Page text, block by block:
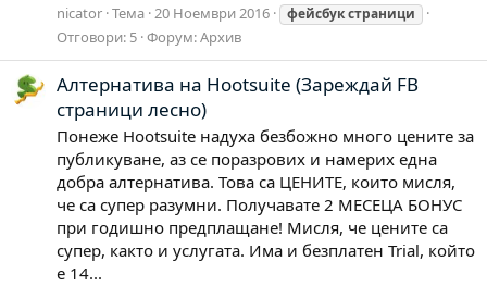
nicator Тема 20 Ноември 2016 фейсбукстраници
Отговори: 5 Форум:Архив
Алтернатива на Hootsuite (Зареждай FB
страници лесно)
Понеже Hootsuite надуха безбожно много цените за
публикуване, аз се поразрових и намерих една
добра алтернатива. Това са ЦЕНИТЕ, които мисля,
че са супер разумни. Получавате 2 МЕСЕЦА БОНУС
при годишно предплащане! Мисля, че цените са
супер, както и услугата. Има и безплатен Trial, който
е 14...